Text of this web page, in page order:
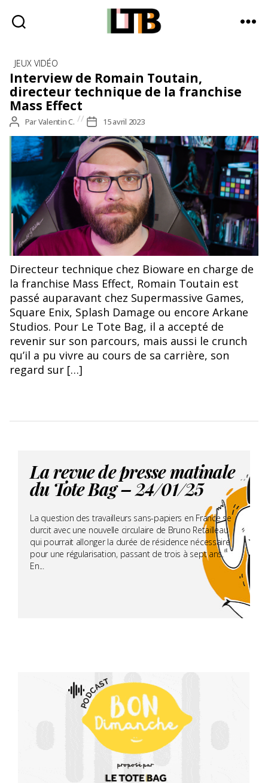
Bag
-
Média
quotidienne
Catégories
JEUX VIDÉO
Interview de Romain Toutain,
directeur technique de la franchise
Mass Effect
Auteur
de
l’article
ParValentin C.
Date
de
l’article
15 avril 2023
Merci à Romain d'avoir accepté de faire une photo pour
l'article !
Directeur technique chez Bioware en charge de
la franchise Mass Effect, Romain Toutain est
passé auparavant chez Supermassive Games,
Square Enix, Splash Damage ou encore Arkane
Studios. Pour Le Tote Bag, il a accepté de
revenir sur son parcours, mais aussi le crunch
qu’il a pu vivre au cours de sa carrière, son
regard sur […]
La revue de presse matinale
du Tote Bag – 24/01/25
La question des travailleurs sans-papiers en France se
durcit avec une nouvelle circulaire de Bruno Retailleau
qui pourrait allonger la durée de résidence nécessaire
pour une régularisation, passant de trois à sept ans.
En...